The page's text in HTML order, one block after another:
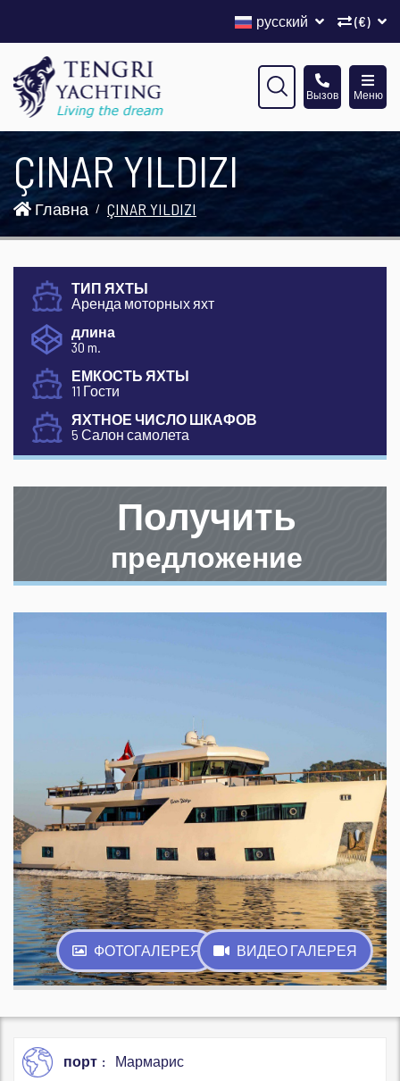
(€)
русский
Меню
Вызов
ÇINAR YILDIZI
Главна ÇINAR YILDIZI
ТИП ЯХТЫ
Аренда моторных яхт
длина
30 m.
ЕМКОСТЬ ЯХТЫ
11 Гости
ЯХТНОЕ ЧИСЛО ШКАФОВ
5 Салон самолета
Получить
предложение
ФОТОГАЛЕРЕЯ ВИДЕО ГАЛЕРЕЯ
порт Мармарис